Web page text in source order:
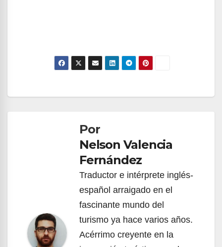
entradasPor
Nelson Valencia
Fernández
Traductor e intérprete inglés-
español arraigado en el
fascinante mundo del
turismo ya hace varios años.
Acérrimo creyente en la